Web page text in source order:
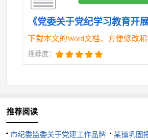
到一线”活动，对野外项目组成员进行
以寓教于乐的形式教育广大职工纪律规
干什么、不能干什么，筑牢拒腐防变的
知者行之始，行者知之成。党中央
下载本文的Word文档，方便修改
推荐度：
推荐阅读
市纪委监委关于党建工作品牌 某镇巩固